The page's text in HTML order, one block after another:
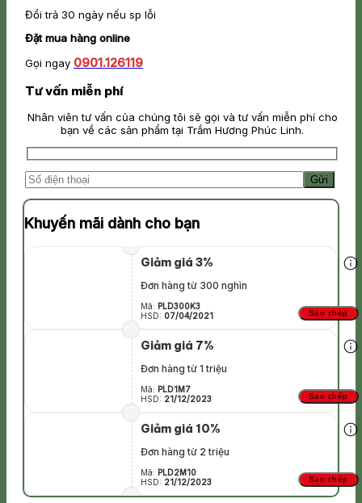
Đổi trả 30 ngày nếu sp lỗi
Đặt mua hàng online
Gọi ngay 0901.126119
Tư vấn miễn phí
Nhân viên tư vấn của chúng tôi sẽ gọi và tư vấn miễn phí cho
bạn về các sản phẩm tại Trầm Hương Phúc Linh.
Khuyến mãi dành cho bạn
Giảm giá 3%
Đơn hàng từ 300 nghìn
Mã: PLD300K3
HSD: 07/04/2021 Sao chép
Giảm giá 7%
Đơn hàng từ 1 triệu
Mã: PLD1M7
HSD: 21/12/2023 Sao chép
Giảm giá 10%
Đơn hàng từ 2 triệu
Mã: PLD2M10
HSD: 21/12/2023 Sao chép